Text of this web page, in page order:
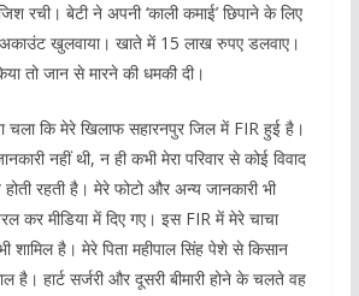
रची। बेटी ने अपनी ‘काली कमाई’ छिपाने के लिए
अकाउंट खुलवाया। खाते में 15 लाख रुपए डलवाए।
तो जान से मारने की धमकी दी।
कि मेरे खिलाफ सहारनपुर जिल में FIR हुई है।
नहीं थी, न ही कभी मेरा परिवार से कोई विवाद
रहती है। मेरे फोटो और अन्य जानकारी भी
कर मीडिया में दिए गए। इस FIR में मेरे चाचा
शामिल है। मेरे पिता महीपाल सिंह पेशे से किसान
हार्ट सर्जरी और दूसरी बीमारी होने के चलते वह